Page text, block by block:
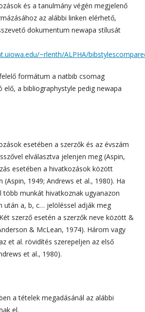
és a tanulmány végén megjelenő
az alábbi linken elérhető,
dokumentum newapa stílusát
~rlenth/ALPHA/
formátum a natbib csomag
a bibliographystyle pedig newapa
esetében a szerzők és az évszám
elválasztva jelenjen meg (Aspin,
esetében a hivatkozások között
(Aspin, 1949; Andrews et al., 1980). Ha
több munkát hivatkoznak ugyanazon
után a, b, c… jelöléssel adják meg
szerző esetén a szerzők neve között &
& McLean, 1974). Három vagy
et al. rövidítés szerepeljen az első
et al., 1980).
a tételek megadásánál az alábbi
el.